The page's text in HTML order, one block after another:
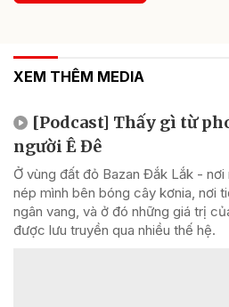
XEM THÊM MEDIA
[Podcast] Thấy gì từ
người Ê Đê
Ở vùng đất đỏ Bazan Đắk Lắk - nơi
nép mình bên bóng cây kơnia, nơi
ngân vang, và ở đó những giá trị
được lưu truyền qua nhiều thế hệ.